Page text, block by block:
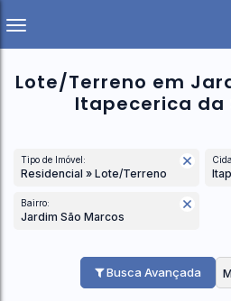
Lote/Terreno em
Itapecerica da
Tipo de Imóvel:
Residencial » Lote/Terreno
Bairro:
Jardim São Marcos
Busca Avançada